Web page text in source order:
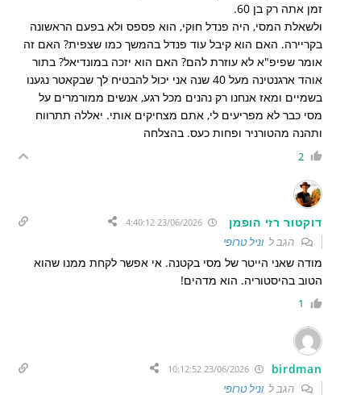
זמן אתה רק בן 60.
ולשאלת המסי, היה פנדל חוקי, הוא פספס ולא בפעם הראשונה
בקריירה. האם הוא קיבל עוד פנדל בהמשך כמו שצפית? האם זה
אומר שפיפ"א לא עוזרת להם? האם הוא יזכה במונדיאל? בתור
אוהד ארגנטינה מעל 40 שנה אני יכול להבטיח לך שבקאטר נגענו
בשמיים ומאז אנחנו רק נהנים מכל רגע, אנשים ממורמרים על
מסי כבר לא מפריעים לי, אתם מצחיקים אותי. יאללה תתרווח
ותהנה מהטורניר ופחות כעס. בהצלחה
2
דוקטור רזי הופמן
הגב לוניל טרופי
מודה שאני הייטר של מסי בקטנה. אי אפשר לקחת ממנו שהוא
הטוב בהיסטוריה. הוא מדהים!
1
birdman
23/06/2026 10:12:52
הגב לוניל טרופי